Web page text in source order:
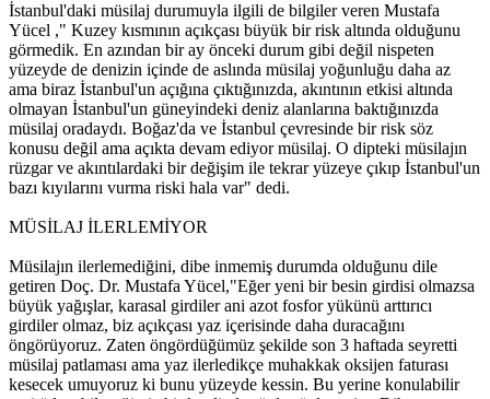
İstanbul'daki müsilaj durumuyla ilgili de bilgiler veren Mustafa
Yücel ," Kuzey kısmının açıkçası büyük bir risk altında olduğunu
görmedik. En azından bir ay önceki durum gibi değil nispeten
yüzeyde de denizin içinde de aslında müsilaj yoğunluğu daha az
ama biraz İstanbul'un açığına çıktığınızda, akıntının etkisi altında
olmayan İstanbul'un güneyindeki deniz alanlarına baktığınızda
müsilaj oradaydı. Boğaz'da ve İstanbul çevresinde bir risk söz
konusu değil ama açıkta devam ediyor müsilaj. O dipteki müsilajın
rüzgar ve akıntılardaki bir değişim ile tekrar yüzeye çıkıp İstanbul'un
bazı kıyılarını vurma riski hala var" dedi.
MÜSİLAJ İLERLEMİYOR
Müsilajın ilerlemediğini, dibe inmemiş durumda olduğunu dile
getiren Doç. Dr. Mustafa Yücel,"Eğer yeni bir besin girdisi olmazsa
büyük yağışlar, karasal girdiler ani azot fosfor yükünü arttırıcı
girdiler olmaz, biz açıkçası yaz içerisinde daha duracağını
öngörüyoruz. Zaten öngördüğümüz şekilde son 3 haftada seyretti
müsilaj patlaması ama yaz ilerledikçe muhakkak oksijen faturası
kesecek umuyoruz ki bunu yüzeyde kessin. Bu yerine konulabilir